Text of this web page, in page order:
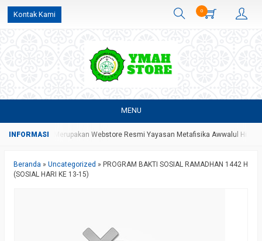
Kontak Kami 0
MENU
Store Yang Merupakan Webstore Resmi Yayasan Metafisika Awwalul Hidayah
Beranda » Uncategorized » PROGRAM BAKTI SOSIAL RAMADHAN 1442 H
(SOSIAL HARI KE 13-15)